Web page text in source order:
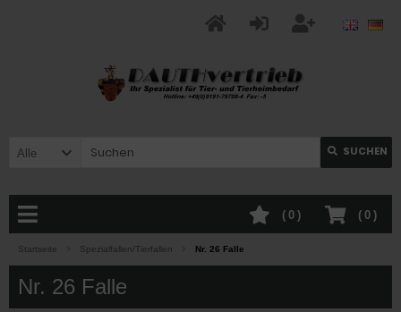
Alle SUCHEN
( 0 )
( 0 )
Startseite Spezialfallen/Tierfallen Nr. 26 Falle
Nr. 26 Falle